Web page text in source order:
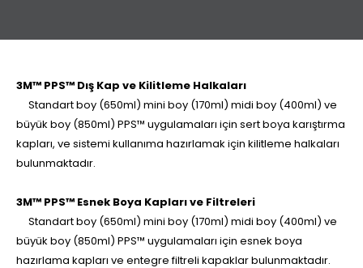
3M™ PPS™ Dış Kap ve Kilitleme Halkaları
Standart boy (650ml) mini boy (170ml) midi boy (400ml) ve
büyük boy (850ml) PPS™ uygulamaları için sert boya karıştırma
kapları, ve sistemi kullanıma hazırlamak için kilitleme halkaları
bulunmaktadır.
3M™ PPS™ Esnek Boya Kapları ve Filtreleri
Standart boy (650ml) mini boy (170ml) midi boy (400ml) ve
büyük boy (850ml) PPS™ uygulamaları için esnek boya
hazırlama kapları ve entegre filtreli kapaklar bulunmaktadır.